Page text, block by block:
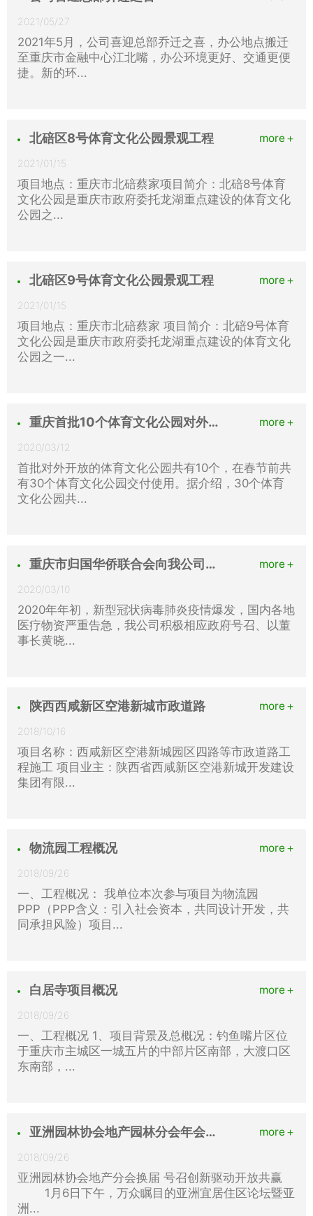
2021/05/27
2021年5月，公司喜迎总部乔迁之喜，办公地点搬迁
至重庆市金融中心江北嘴，办公环境更好、交通更便
捷。新的环...
北碚区8号体育文化公园景观工程 more＋
2021/01/15
项目地点：重庆市北碚蔡家 ​项目简介：北碚8号体育
文化公园是重庆市政府委托龙湖重点建设的体育文化
公园之...
北碚区9号体育文化公园景观工程 more＋
2021/01/15
项目地点：重庆市北碚蔡家 项目简介：北碚9号体育
文化公园是重庆市政府委托龙湖重点建设的体育文化
公园之一...
重庆首批10个体育文化公园对外开放 more＋
2020/03/12
首批对外开放的体育文化公园共有10个，在春节前共
有30个体育文化公园交付使用。据介绍，30个体育
文化公园共...
重庆市归国华侨联合会向我公司董事长黄晓飞先生发抗疫物资捐赠《感谢信》 more＋
2020/03/10
2020年年初，新型冠状病毒肺炎疫情爆发，国内各地
医疗物资严重告急，我公司积极相应政府号召、以董
事长黄晓...
陕西西咸新区空港新城市政道路 more＋
2018/10/16
项目名称：西咸新区空港新城园区四路等市政道路工
程施工 项目业主：陕西省西咸新区空港新城开发建设
集团有限...
物流园工程概况 more＋
2018/09/26
一、工程概况： 我单位本次参与项目为物流园
PPP（PPP含义：引入社会资本，共同设计开发，共
同承担风险）项目...
白居寺项目概况 more＋
2018/09/26
一、工程概况 1、项目背景及总概况：钓鱼嘴片区位
于重庆市主城区一城五片的中部片区南部，大渡口区
东南部，...
亚洲园林协会地产园林分会年会成功召开园冶杯地产园林大奖名单 more＋
2018/09/26
亚洲园林协会地产分会换届 号召创新驱动开放共赢
1月6日下午，万众瞩目的亚洲宜居住区论坛暨亚
洲...